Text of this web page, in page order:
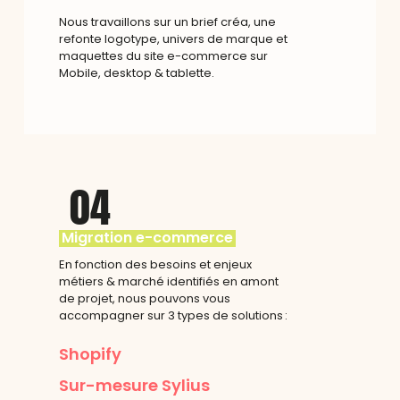
Nous travaillons sur un brief créa, une
refonte logotype, univers de marque et
maquettes du site e-commerce sur
Mobile, desktop & tablette.
Migration e-commerce
En fonction des besoins et enjeux
métiers & marché identifiés en amont
de projet, nous pouvons vous
accompagner sur 3 types de solutions :
Shopify
Sur-mesure Sylius
04